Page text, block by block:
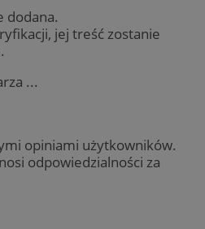
dodana.
jej treść zostanie
...
opiniami użytkowników.
odpowiedzialności za